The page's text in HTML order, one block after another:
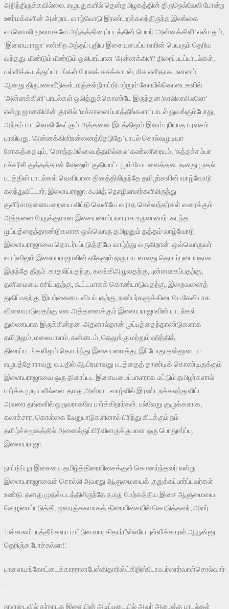
அறிந்திருக்கவில்லை. எழுபதுகளில் தென்தமிழகத்தின் திருநெல்வேலி போன்ற
ஊர்மக்களின் அன்றாட வாழ்வோடு இரண்டறக்கலந்திருந்த இலங்கை
வானொலி மூலமாகவே அந்தத்திரைப்படத்தின் பெயர் ‘அன்னக்கிளி’ என்பதும்,
‘இளையராஜா’ என்கிற அந்தப் புதிய இசையமைப்பாளரின் பெயரும் தெரிய
வந்தது. மீண்டும் மீண்டும் ஒலிபரப்பான ‘அன்னக்கிளி’ திரைப்படப்பாடல்கள்,
பள்ளிக்கூடத்துப்பாடங்கள் போலக் கசக்காமல், மிக எளிதாக மனனம்
ஆனது.திருமணவீடுகள், மஞ்சள்நீராட்டு மற்றும் கோயில்கொடைகளில்
‘அன்னக்கிளி’ பாடல்கள் ஒலித்துக்கொண்டே இருந்தன.’லாலிலாலிலலோ’
என்று ஜானகியின் குரலில் ‘மச்சானைப்பாத்தீங்களா’ பாடல் துவங்கும்போது,
அந்தப் பாடலொலி கேட்கும் அத்தனை இடத்திலும் இனம் புரியாத பரவசம்
பரவியது. ‘அன்னக்கிளிஉன்னைத்தேடுதே’ பாடல் சொல்லமுடியா
சோகத்தையும், ‘சொந்தமில்லைபந்தமில்லை’ கண்ணீரையும், ‘சுத்தச்சம்பா
பச்சரிசி குத்தத்தான் வேணும்’ குதியாட்டமும் போடவைத்தன. தனது முதல்
படத்தின் பாடல்கள் வெளியான தினத்திலிருந்தே தமிழர்களின் வாழ்வோடு
கலந்துவிட்டார், இளையராஜா. கூலித் தொழிலாளர்களிலிருந்து
குளிர்சாதனையறையை விட்டு வெளியே வராத செல்வந்தர்கள் வரைக்கும்
அத்தனை பேருக்குமான இசையமைப்பாளராக உருவானார். கடந்த
முப்பத்தைந்தாண்டுகளாக ஒவ்வொரு தமிழனும் தத்தம் வாழ்வோடு
இளையராஜாவை தொடர்புப்படுத்தியே வாழ்ந்து வருகிறான். ஒவ்வொருவர்
வாழ்விலும் இளையராஜாவின் ஏதேனும் ஒரு பாடலாவது தொடர்புடையதாக
இருந்தே தீரும். காதலிப்பதற்கு, கலங்கிஅழுவதற்கு, புன்னகைப்பதற்கு,
தனிமையை ரசிப்பதற்கு, கூட்டமாகக் கொண்டாடுவதற்கு, இறைவனைத்
துதிப்பதற்கு, இயற்கையை வியப்பதற்கு, நண்பர்களுக்கிடையே கேலியாக
விளையாடுவதற்கு என அத்தனைக்கும் இளையராஜாவின் பாடல்கள்
துணையாக இருக்கின்றன. அதனால்தான் முப்பத்தைந்தாண்டுகளாக
தமிழிலும், மலையாளம், கன்னடம், தெலுங்கு மற்றும் ஹிந்தித்
திரைப்படங்களிலும் தொடர்ந்து இசையமைத்து, இப்போது தன்னுடைய
எழுபத்தோராவது வயதில் ஆயிரமாவது படத்தைத் தாண்டிக் கொண்டிருக்கும்
இளையராஜாவை ஒரு திரைப்பட இசையமைப்பாளராக மட்டும் தமிழர்களால்
பார்க்க முடியவில்லை. தமது அன்றாட வாழ்வில் இரண்டறக்கலந்துவிட்ட
அவரை தங்களில் ஒருவராகவே பார்க்கிறார்கள். பல்வேறு குழுக்களாக,
கலாச்சார, கொள்கை வேறுபாடுகளினால் பிரிந்து கிடக்கும் நம்
தமிழ்ச்சமூகத்தில் அனைத்துப்பிரிவினருக்குமான ஒரு பொதுஈர்ப்பு,
இளையராஜா.
நாட்டுப்புற இசையை தமிழ்த்திரையிசைக்குள் கொணர்ந்தவர் என்று
இளையராஜாவைச் சொல்லி அவரது ஆளுமையைக் குறுக்கப்பார்ப்பவர்கள்
உண்டு. தனது முதல் படத்திலிருந்தே தமது மேற்கத்திய இசை ஆளுமையை
செழுமைப்படுத்தி, ஜனரஞ்சகமாகத் திரையிசையில் கொடுத்தவர், அவர்.
’மச்சானப்பாத்தீங்களா பாட்டுல வார கிதார்பீஸ்லயே புள்ளிக்காரன் ஆருன்னு
தெரிஞ்சு போச்சுல்லா!’.
பாளையங்கோட்டைக்காரரானபேஸ்கிதாரிஸ்ட்கிறிஸ்டோஃபர்ஸார்வாள்சொல்வார்
.
நாளடைவில் கர்நாடக இசையின் அடிப்படையில் அவர் அமைத்த பாடல்கள்